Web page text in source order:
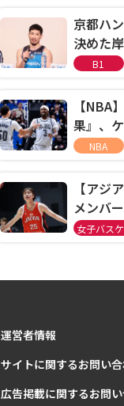
決定
京都ハ
決めた
ゴとい
B1
【NBA
果』、
ウェル
NBA
【アジ
メンバ
のフレ
女子バス
運営者情報
サイトに関するお問い
広告掲載に関するお問